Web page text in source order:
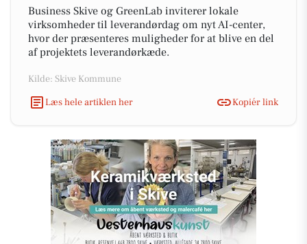
Business Skive og GreenLab inviterer lokale
virksomheder til leverandørdag om nyt AI-center,
hvor der præsenteres muligheder for at blive en del
af projektets leverandørkæde.
Kilde: Skive Kommune
Læs hele artiklen her
Kopiér link